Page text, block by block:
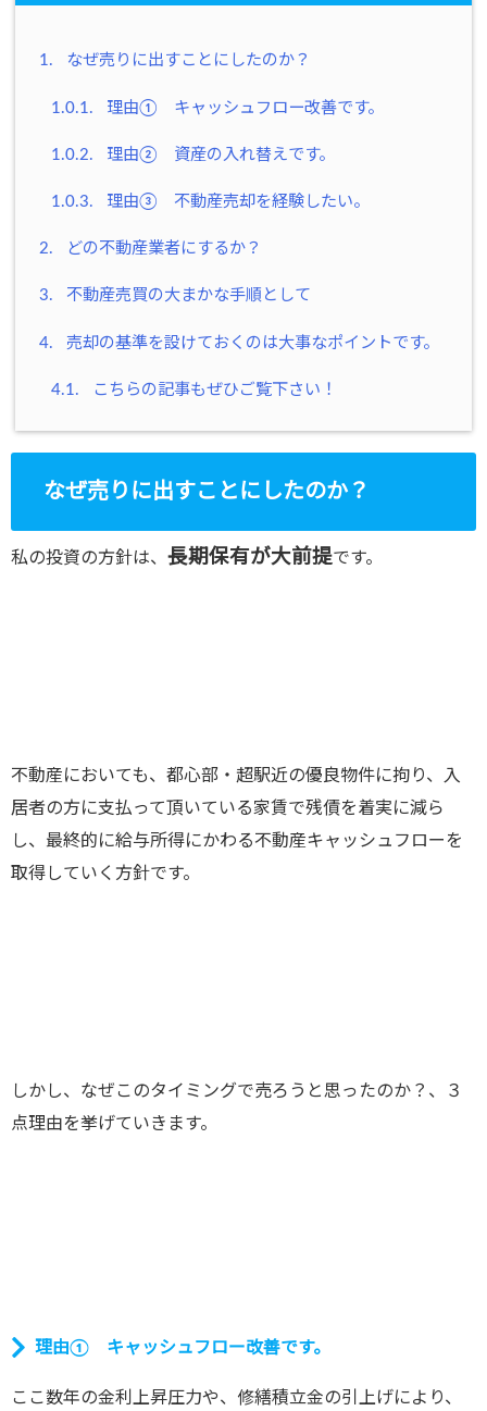
1. なぜ売りに出すことにしたのか？
1.0.1. 理由① キャッシュフロー改善です。
1.0.2. 理由② 資産の入れ替えです。
1.0.3. 理由③ 不動産売却を経験したい。
2. どの不動産業者にするか？
3. 不動産売買の大まかな手順として
4. 売却の基準を設けておくのは大事なポイントです。
4.1. こちらの記事もぜひご覧下さい！
なぜ売りに出すことにしたのか？
私の投資の方針は、 長期保有が大前提です。
不動産においても、都心部・超駅近の優良物件に拘り、入
居者の方に支払って頂いている家賃で残債を着実に減ら
し、最終的に給与所得にかわる不動産キャッシュフローを
取得していく方針です。
しかし、なぜこのタイミングで売ろうと思ったのか？、３
点理由を挙げていきます。
理由① キャッシュフロー改善です。
ここ数年の金利上昇圧力や、修繕積立金の引上げにより、